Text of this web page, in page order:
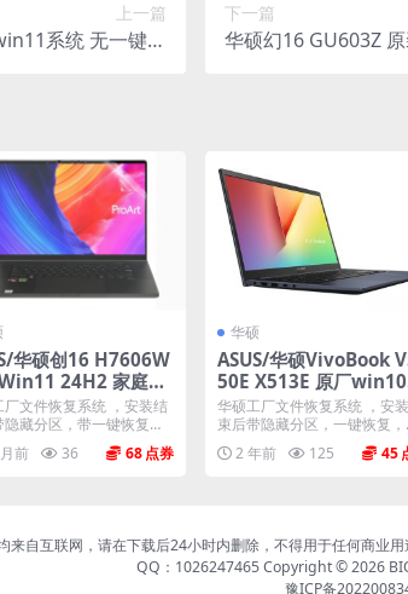
上一篇
系统 无一键还
下一篇
华硕幻16 GU603Z
华硕创16 H7606W
24H2 家庭版
厂文件 带ASUS Re
恢复
厂文件恢复系统 ，安装结
隐藏分区，带一键恢复，
器所有的驱动和软...
前 36 68
华硕
ASUS/华硕VivoBook
50E X513E 原厂win10
统 工厂文件 带ASUS
very恢复
华硕工厂文件恢复系统 ，安
束后带隐藏分区，一键恢复，
及机器所有驱动软件。 ...
2 年前 125 45
来自互联网，请在下载后24小时内删除，不得用于任何商
QQ：1026247465 Copyright © 2026
豫ICP备